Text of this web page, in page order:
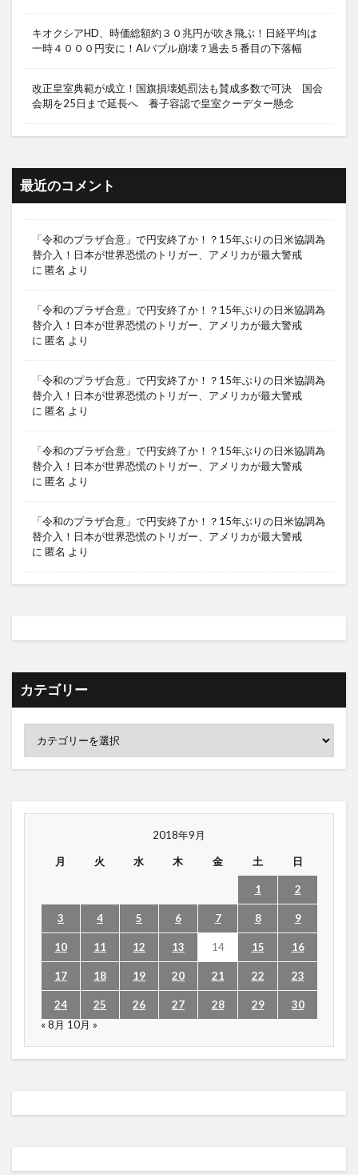
キオクシアHD、時価総額約３０兆円が吹き飛ぶ！日経平均は
一時４０００円安に！AIバブル崩壊？過去５番目の下落幅
改正皇室典範が成立！国旗損壊処罰法も賛成多数で可決 国会
会期を25日まで延長へ 養子容認で皇室クーデター懸念
最近のコメント
「令和のプラザ合意」で円安終了か！？15年ぶりの日米協調為
替介入！日本が世界恐慌のトリガー、アメリカが最大警戒
に 匿名 より
「令和のプラザ合意」で円安終了か！？15年ぶりの日米協調為
替介入！日本が世界恐慌のトリガー、アメリカが最大警戒
に 匿名 より
「令和のプラザ合意」で円安終了か！？15年ぶりの日米協調為
替介入！日本が世界恐慌のトリガー、アメリカが最大警戒
に 匿名 より
「令和のプラザ合意」で円安終了か！？15年ぶりの日米協調為
替介入！日本が世界恐慌のトリガー、アメリカが最大警戒
に 匿名 より
「令和のプラザ合意」で円安終了か！？15年ぶりの日米協調為
替介入！日本が世界恐慌のトリガー、アメリカが最大警戒
に 匿名 より
カテゴリー
2018年9月
月 火 水 木 金 土 日
1 2
3 4 5 6 7 8 9
10 11 12 13 14 15 16
17 18 19 20 21 22 23
24 25 26 27 28 29
30
« 8月 10月 »